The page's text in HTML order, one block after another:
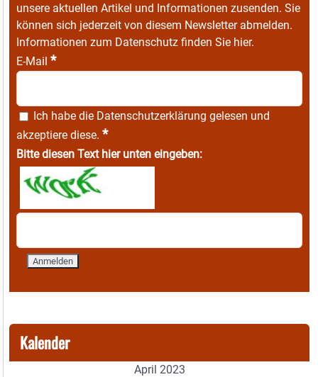
unsere aktuellen Artikel und Informationen zusenden. Sie
können sich jederzeit von diesem Newsletter abmelden.
Informationen zum Datenschutz finden Sie hier.
E-Mail *
Ich habe die Datenschutzerklärung gelesen und
akzeptiere diese. *
Bitte diesen Text hier unten eingeben:
Kalender
April 2023